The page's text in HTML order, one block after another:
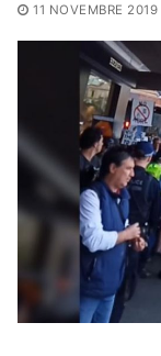
11 NOVEMBRE 2019